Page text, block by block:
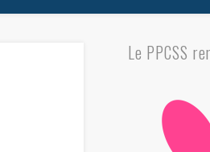
Le PPCSS